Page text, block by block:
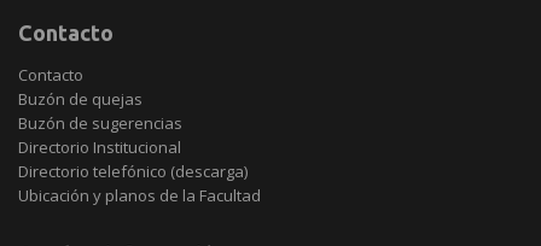
Contacto
Contacto
Buzón de quejas
Buzón de sugerencias
Directorio Institucional
Directorio telefónico (descarga)
Ubicación y planos de la Facultad